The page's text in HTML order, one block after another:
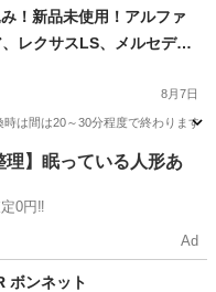
品！新品未使用！アルファ
レクサスLS、メルセデス
ーズ、BMW X3、アウデ
！ARIVO製オールシーズ
8月7日
は間は20～30分程度で終わります
ヤ
理】眠っている人形あ
0円‼️
Ad
ボンネット